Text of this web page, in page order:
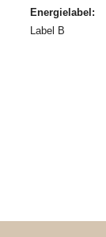
Energielabel:
Label B